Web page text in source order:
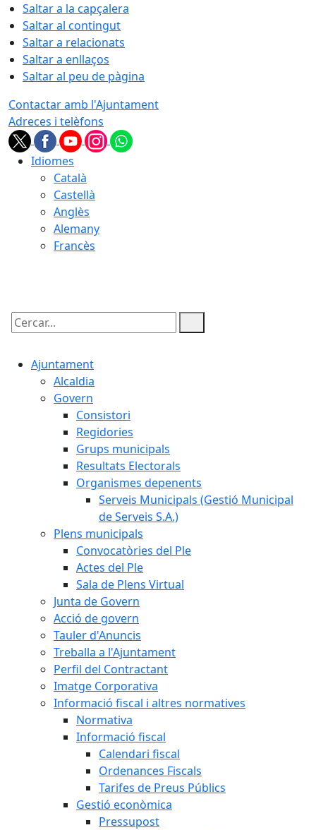
Saltar a la capçalera
Saltar al contingut
Saltar a relacionats
Saltar a enllaços
Saltar al peu de pàgina
Contactar amb l'Ajuntament
Adreces i telèfons
Idiomes
Català
Castellà
Anglès
Alemany
Francès
Cercar:
Ajuntament
Alcaldia
Govern
Consistori
Regidories
Grups municipals
Resultats Electorals
Organismes depenents
Serveis Municipals (Gestió Municipal
de Serveis S.A.)
Plens municipals
Convocatòries del Ple
Actes del Ple
Sala de Plens Virtual
Junta de Govern
Acció de govern
Tauler d'Anuncis
Treballa a l'Ajuntament
Perfil del Contractant
Imatge Corporativa
Informació fiscal i altres normatives
Normativa
Informació fiscal
Calendari fiscal
Ordenances Fiscals
Tarifes de Preus Públics
Gestió econòmica
Pressupost